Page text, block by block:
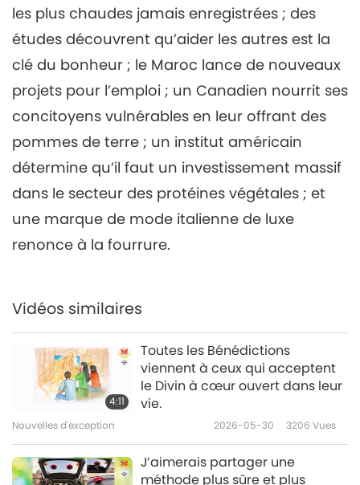
30:10
Nouvelles d'exception 2022-02-05 2732Vues
6
1:12:28
Nouvelles d'exception
Nouvelles d'exception 2022-02-06 2655
7
Nouvelles d'exception
29:52
Nouvelles d'exception 2022-02-08 2817Vues
29:53
Nouvelles d'exception
Nouvelles d'exception 2022-02-09 2934
les plus chaudes jamais enregistrées ; des
études découvrent qu’aider les autres est la
clé du bonheur ; le Maroc lance de nouveaux
projets pour l’emploi ; un Canadien nourrit ses
concitoyens vulnérables en leur offrant des
pommes de terre ; un institut américain
détermine qu’il faut un investissement massif
dans le secteur des protéines végétales ; et
une marque de mode italienne de luxe
renonce à la fourrure.
Vidéos similaires
4:11
Toutes les Bénédictions
viennent à ceux qui acceptent
le Divin à cœur ouvert dans leur
vie.
Nouvelles d'exception 2026-05-30 3206 Vues
J’aimerais partager une
méthode plus sûre et plus